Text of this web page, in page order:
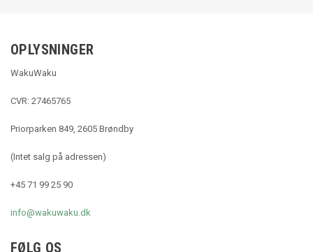
OPLYSNINGER
WakuWaku
CVR: 27465765
Priorparken 849, 2605 Brøndby
(Intet salg på adressen)
+45 71 99 25 90
info@wakuwaku.dk
FØLG OS